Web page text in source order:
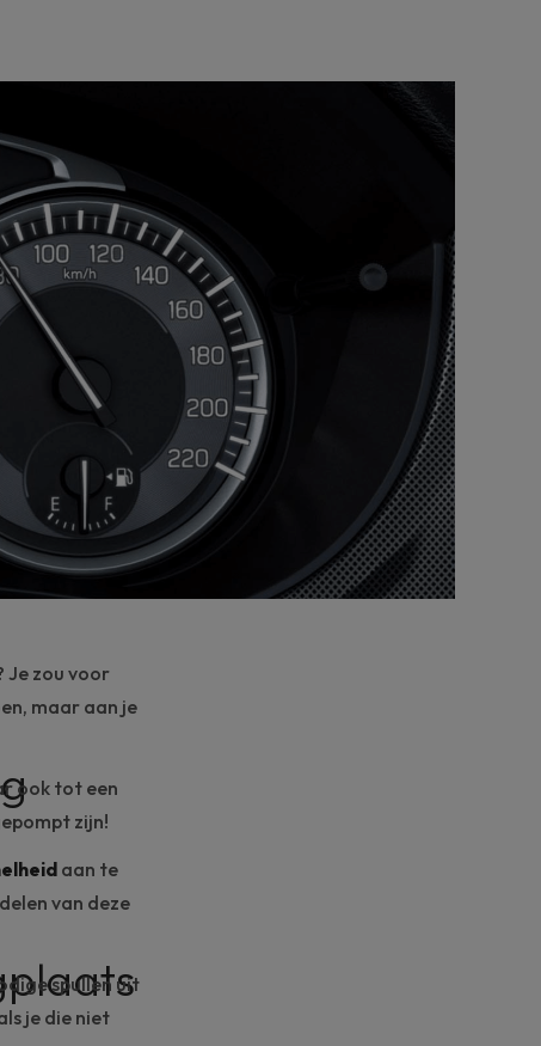
Je zou voor
maar aan je
ook tot een
zijn!
aan te
van deze
spullen uit
je die niet